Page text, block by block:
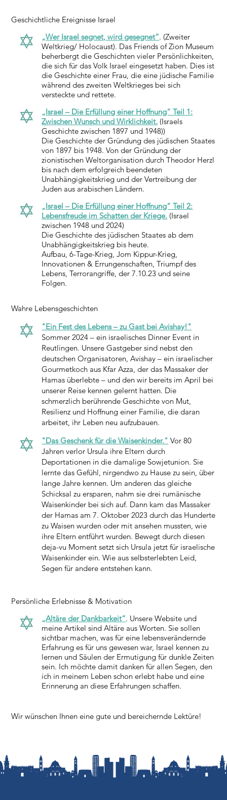
„Israel – Die Erfüllung einer Hoffnung“ Teil 2:
Lebensfreude im Schatten der Kriege. (Israel
zwischen 1948 und 2024)
Die Geschichte des jüdischen Staates ab dem
Unabhängigkeitskrieg bis heute.
Aufbau, 6-Tage-Krieg, Jom Kippur-Krieg,
Innovationen & Errungenschaften, Triumpf des
Lebens, Terrorangriffe, der 7.10.23 und seine
Folgen.
Geschichtliche Ereignisse Israel
„Wer Israel segnet, wird gesegnet“. (Zweiter
Weltkrieg/ Holocaust). Das Friends of Zion Museum
beherbergt die Geschichten vieler Persönlichkeiten,
die sich für das Volk Israel eingesetzt haben. Dies ist
die Geschichte einer Frau, die eine jüdische Familie
während des zweiten Weltkrieges bei sich
versteckte und rettete.
„Israel – Die Erfüllung einer Hoffnung“ Teil 1:
Zwischen Wunsch und Wirklichkeit. (Israels
Geschichte zwischen 1897 und 1948))
Die Geschichte der Gründung des jüdischen Staates
von 1897 bis 1948. Von der Gründung der
zionistischen Weltorganisation durch Theodor Herzl
bis nach dem erfolgreich beendeten
Unabhängigkeitskrieg und der Vertreibung der
Juden aus arabischen Ländern.
„Altäre der Dankbarkeit“. Unsere Website und
meine Artikel sind Altäre aus Worten. Sie sollen
sichtbar machen, was für eine lebensverändernde
Erfahrung es für uns gewesen war, Israel kennen zu
lernen und Säulen der Ermutigung für dunkle Zeiten
sein. Ich möchte damit danken für allen Segen, den
ich in meinem Leben schon erlebt habe und eine
Erinnerung an diese Erfahrungen schaffen.
Persönliche Erlebnisse & Motivation
Wir wünschen Ihnen eine gute und bereichernde Lektüre!
Wahre Lebensgeschichten
"Ein Fest des Lebens – zu Gast bei Avishay!"
Sommer 2024 – ein israelisches Dinner Event in
Reutlingen. Unsere Gastgeber sind nebst den
deutschen Organisatoren, Avishay – ein israelischer
Gourmetkoch aus Kfar Azza, der das Massaker der
Hamas überlebte – und den wir bereits im April bei
unserer Reise kennen gelernt hatten. Die
schmerzlich berührende Geschichte von Mut,
Resilienz und Hoffnung einer Familie, die daran
arbeitet, ihr Leben neu aufzubauen.
"Das Geschenk für die Waisenkinder." Vor 80
Jahren verlor Ursula ihre Eltern durch
Deportationen in die damalige Sowjetunion. Sie
lernte das Gefühl, nirgendwo zu Hause zu sein, über
lange Jahre kennen. Um anderen das gleiche
Schicksal zu ersparen, nahm sie drei rumänische
Waisenkinder bei sich auf. Dann kam das Massaker
der Hamas am 7. Oktober 2023 durch das Hunderte
zu Waisen wurden oder mit ansehen mussten, wie
ihre Eltern entführt wurden. Bewegt durch diesen
deja-vu Moment setzt sich Ursula jetzt für israelische
Waisenkinder ein. Wie aus selbsterlebten Leid,
Segen für andere entstehen kann.